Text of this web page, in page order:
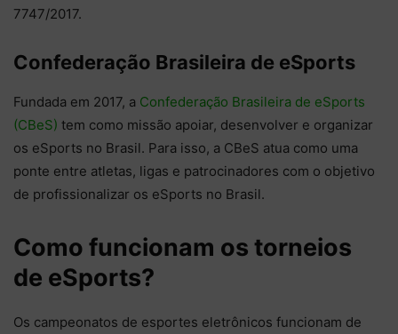
7747/2017.
Confederação Brasileira de eSports
Fundada em 2017, a Confederação Brasileira de eSports
(CBeS) tem como missão apoiar, desenvolver e organizar
os eSports no Brasil. Para isso, a CBeS atua como uma
ponte entre atletas, ligas e patrocinadores com o objetivo
de profissionalizar os eSports no Brasil.
Como funcionam os torneios
de eSports?
Os campeonatos de esportes eletrônicos funcionam de